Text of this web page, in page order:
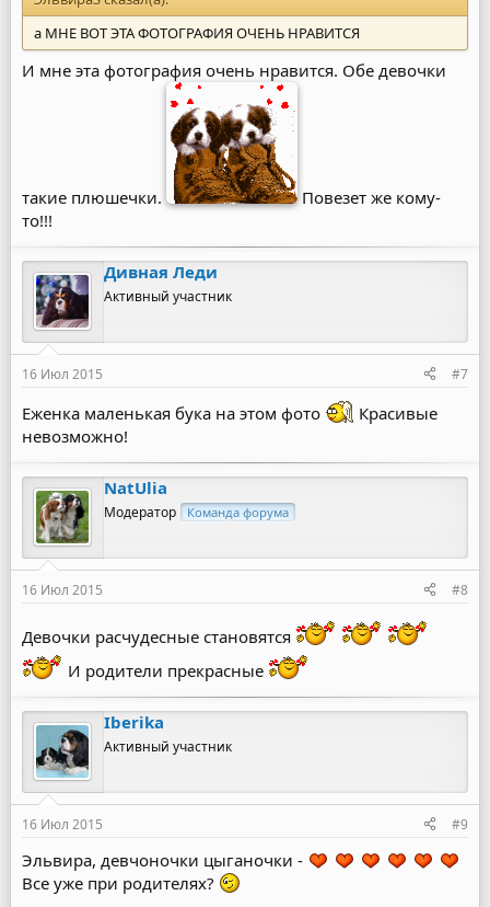
а МНЕ ВОТ ЭТА ФОТОГРАФИЯ ОЧЕНЬ НРАВИТСЯ
И мне эта фотография очень нравится. Обе девочки
такие плюшечки.
Повезет же кому-
то!!!
Дивная Леди
Активный участник
16 Июл 2015 #7
Еженка маленькая бука на этом фото
Красивые
невозможно!
NatUlia
Модератор Команда форума
16 Июл 2015 #8
Девочки расчудесные становятся
И родители прекрасные
Iberika
Активный участник
16 Июл 2015 #9
Эльвира, девчоночки цыганочки -
Все уже при родителях?